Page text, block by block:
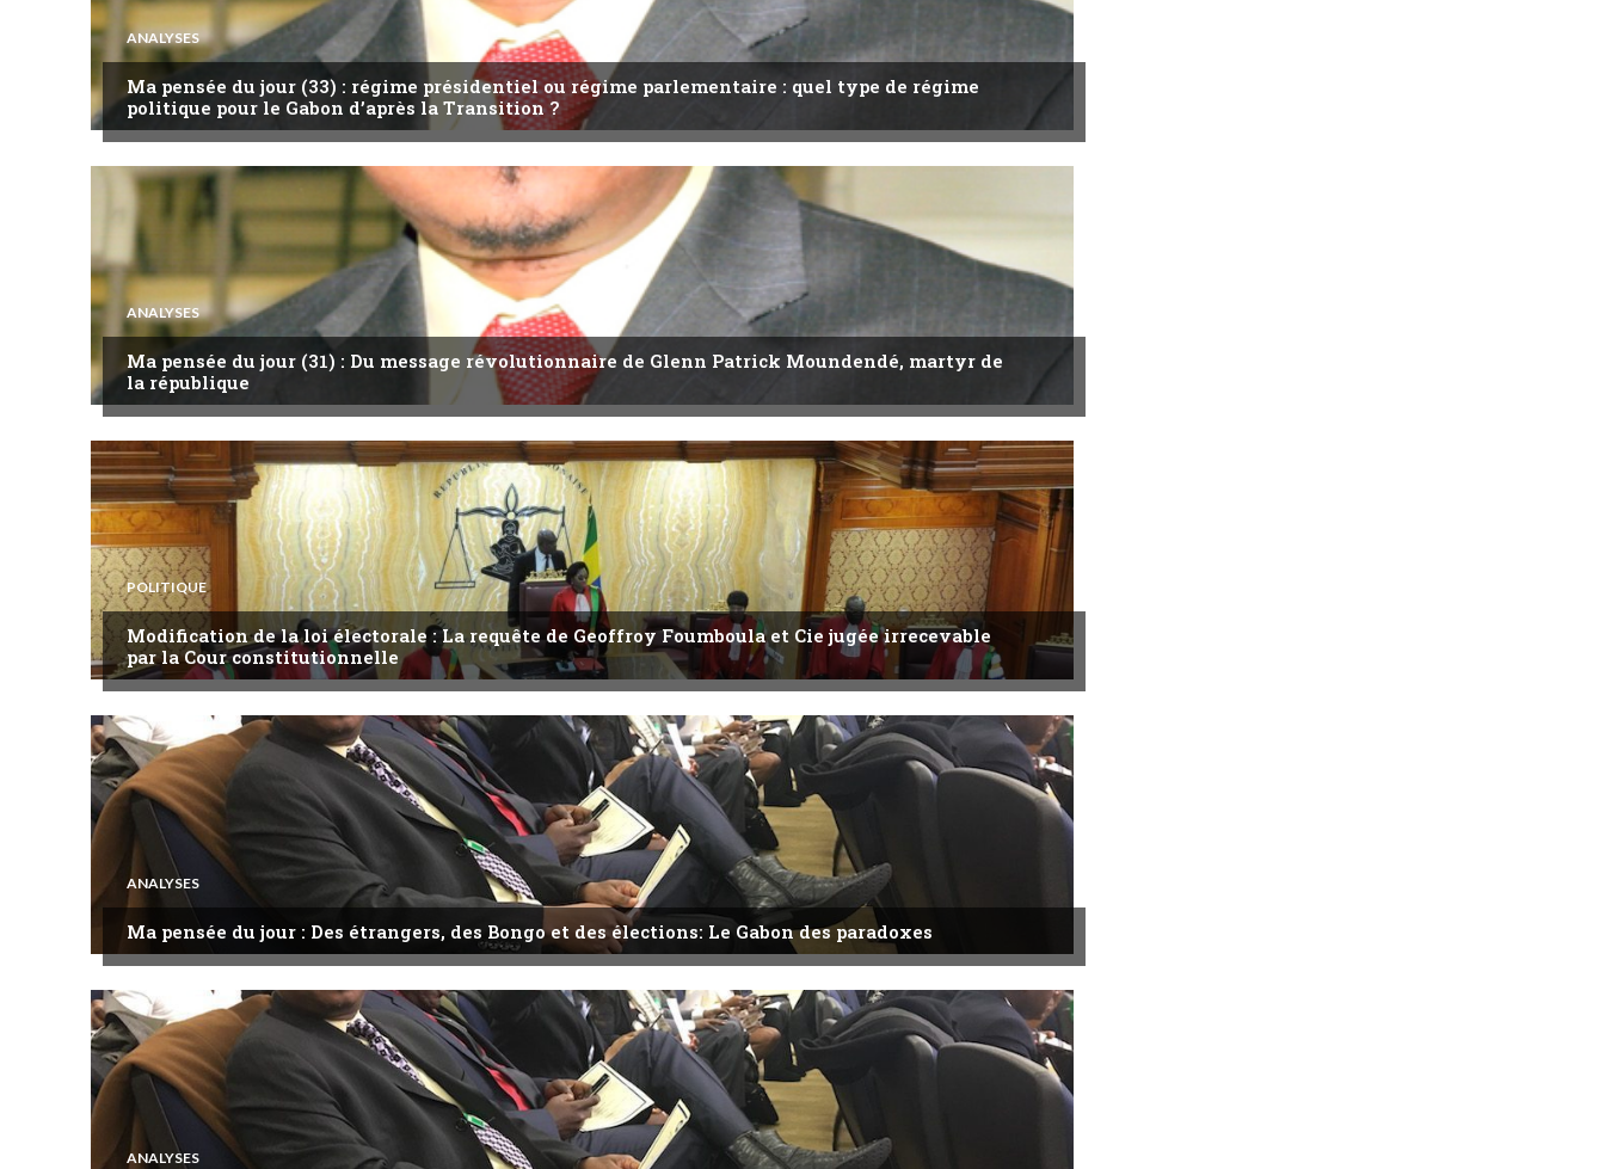
ANALYSES
Ma pensée du jour (33) : régime présidentiel ou régime parlementaire : quel type de régime
politique pour le Gabon d’après la Transition ?
ANALYSES
Ma pensée du jour (31) : Du message révolutionnaire de Glenn Patrick Moundendé, martyr de
la république
POLITIQUE
Modification de la loi électorale : La requête de Geoffroy Foumboula et Cie jugée irrecevable
par la Cour constitutionnelle
ANALYSES
Ma pensée du jour : Des étrangers, des Bongo et des élections: Le Gabon des paradoxes
ANALYSES